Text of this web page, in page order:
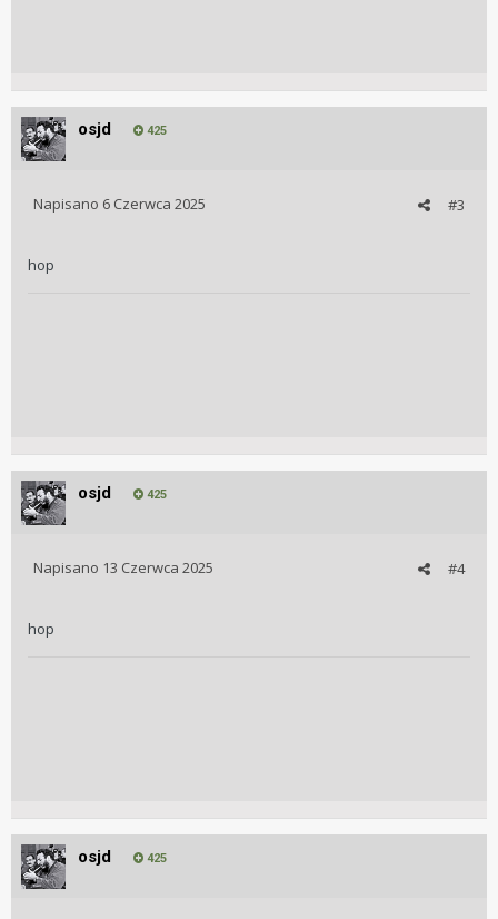
osjd 425
#3
Napisano 6 Czerwca 2025
hop
osjd 425
#4
Napisano 13 Czerwca 2025
hop
osjd 425